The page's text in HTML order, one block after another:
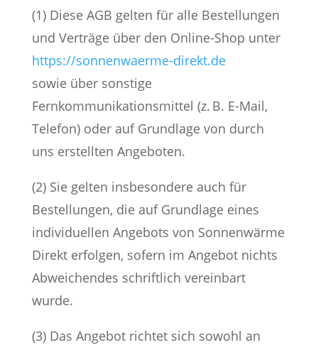
(1) Diese AGB gelten für alle Bestellungen
und Verträge über den Online-Shop unter
https://sonnenwaerme-direkt.de
sowie über sonstige
Fernkommunikationsmittel (z. B. E-Mail,
Telefon) oder auf Grundlage von durch
uns erstellten Angeboten.
(2) Sie gelten insbesondere auch für
Bestellungen, die auf Grundlage eines
individuellen Angebots von Sonnenwärme
Direkt erfolgen, sofern im Angebot nichts
Abweichendes schriftlich vereinbart
wurde.
(3) Das Angebot richtet sich sowohl an